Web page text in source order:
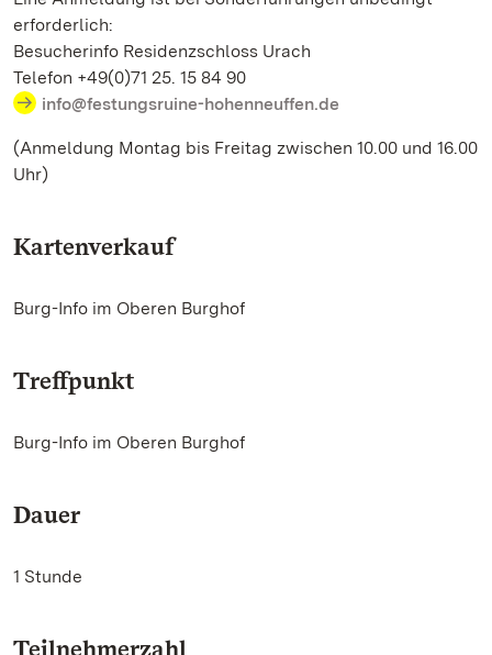
erforderlich:
Besucherinfo Residenzschloss Urach
Telefon +49(0)71 25. 15 84 90
info@festungsruine-hohenneuffen.de
(Anmeldung Montag bis Freitag zwischen 10.00 und 16.00
Uhr)
Kartenverkauf
Burg-Info im Oberen Burghof
Treffpunkt
Burg-Info im Oberen Burghof
Dauer
1 Stunde
Teilnehmerzahl